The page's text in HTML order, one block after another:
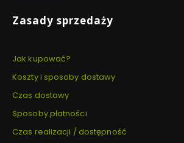
Zasady sprzedaży
Jak kupować?
Koszty i sposoby dostawy
Czas dostawy
Sposoby płatności
Czas realizacji / dostępność